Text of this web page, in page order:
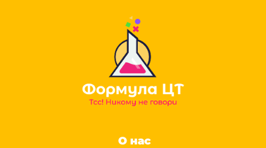
О нас